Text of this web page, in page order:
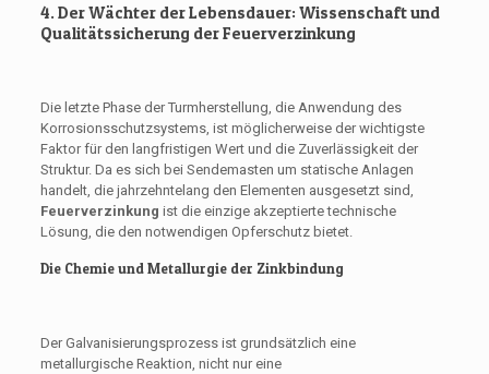
4. Der Wächter der Lebensdauer: Wissenschaft und
Qualitätssicherung der Feuerverzinkung
Die letzte Phase der Turmherstellung, die Anwendung des
Korrosionsschutzsystems, ist möglicherweise der wichtigste
Faktor für den langfristigen Wert und die Zuverlässigkeit der
Struktur. Da es sich bei Sendemasten um statische Anlagen
handelt, die jahrzehntelang den Elementen ausgesetzt sind,
Feuerverzinkung ist die einzige akzeptierte technische
Lösung, die den notwendigen Opferschutz bietet.
Die Chemie und Metallurgie der Zinkbindung
Der Galvanisierungsprozess ist grundsätzlich eine
metallurgische Reaktion, nicht nur eine